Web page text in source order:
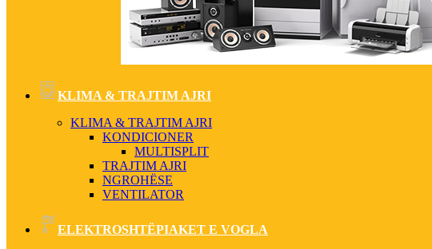
KLIMA & TRAJTIM AJRI
KLIMA & TRAJTIM AJRI
KONDICIONER
MULTISPLIT
TRAJTIM AJRI
NGROHËSE
VENTILATOR
ELEKTROSHTËPIAKET E VOGLA